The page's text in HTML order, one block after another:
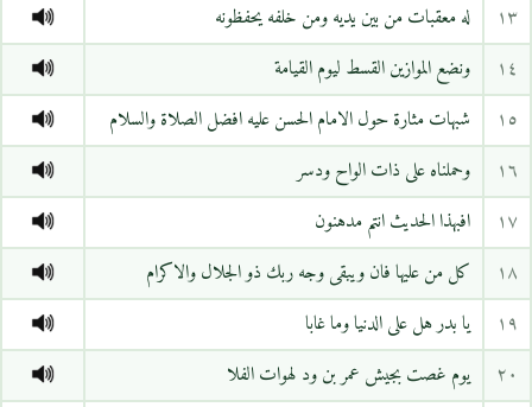
١٣
له معقبات من بين يديه ومن خلفه يحفظونه
١٤
ونضع الموازين القسط ليوم القيامة
١٥
شبهات مثارة حول الامام الحسن عليه افضل الصلاة والسلام
١٦
وحملناه على ذات الواح ودسر
١٧
افبهذا الحديث انتم مدهنون
١٨
كل من عليها فان ويبقى وجه ربك ذو الجلال والاكرام
١٩
يا بدر هل على الدنيا وما غابا
٢٠
يوم غصت بجيش عمر بن ود لهوات الفلا